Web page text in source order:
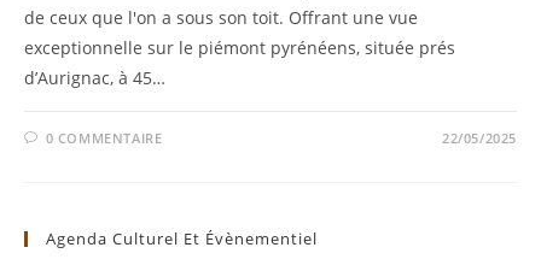
de ceux que l'on a sous son toit. Offrant une vue
exceptionnelle sur le piémont pyrénéens, située prés
d’Aurignac, à 45…
0 COMMENTAIRE 22/05/2025
Agenda Culturel Et Évènementiel